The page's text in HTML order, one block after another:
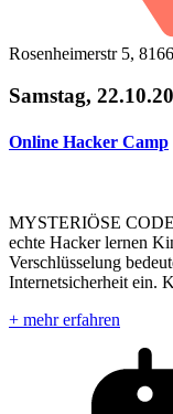
Rosenheimerstr 5,
Samstag,
Online Hacker Camp
MYSTERIÖSE
echte Hacker lernen
Verschlüsselung
Internetsicherheit ein.
+ mehr erfahren